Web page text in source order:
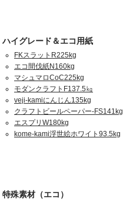
ハイグレード＆エコ用紙
FKスラットR225kg
エコ間伐紙N160kg
マシュマロCoC225kg
モダンクラフトF137.5㎏
veji-kamiにんじん135kg
クラフトビールペーパー-FS141kg
エスプリW180kg
kome-kami浮世絵ホワイト93.5kg
特殊素材（エコ）